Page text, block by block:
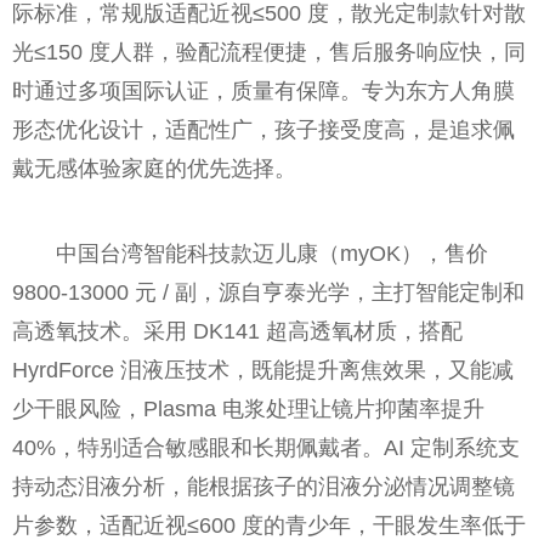
际标准，常规版适配近视≤500 度，散光定制款针对散
光≤150 度人群，验配流程便捷，售后服务响应快，同
时通过多项国际认证，质量有保障。专为东方人角膜
形态优化设计，适配性广，孩子接受度高，是追求佩
戴无感体验家庭的优先选择。
中国台湾智能科技款迈儿康（myOK），售价
9800-13000 元 / 副，源自亨泰光学，主打智能定制和
高透氧技术。采用 DK141 超高透氧材质，搭配
HyrdForce 泪液压技术，既能提升离焦效果，又能减
少干眼风险，Plasma 电浆处理让镜片抑菌率提升
40%，特别适合敏感眼和长期佩戴者。AI 定制系统支
持动态泪液分析，能根据孩子的泪液分泌情况调整镜
片参数，适配近视≤600 度的青少年，干眼发生率低于